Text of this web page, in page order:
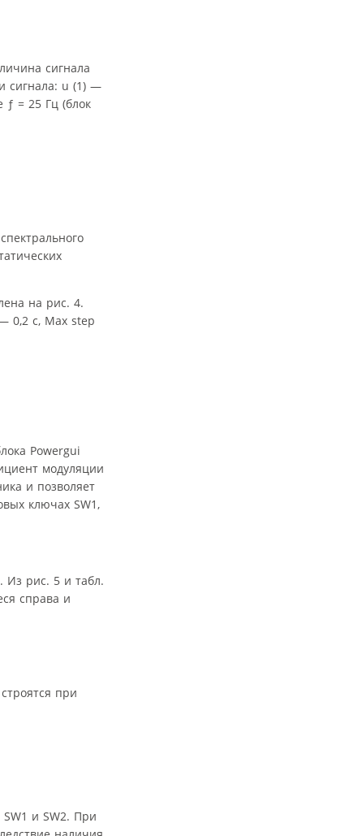
сигнала
сигнала: u (1) —
= 25 Гц (блок
на рис. 4.
0,2 с, Max step
Powergui
модуляции
и позволяет
ключах SW1,
Из рис. 5 и табл.
справа и
при
и SW2. При